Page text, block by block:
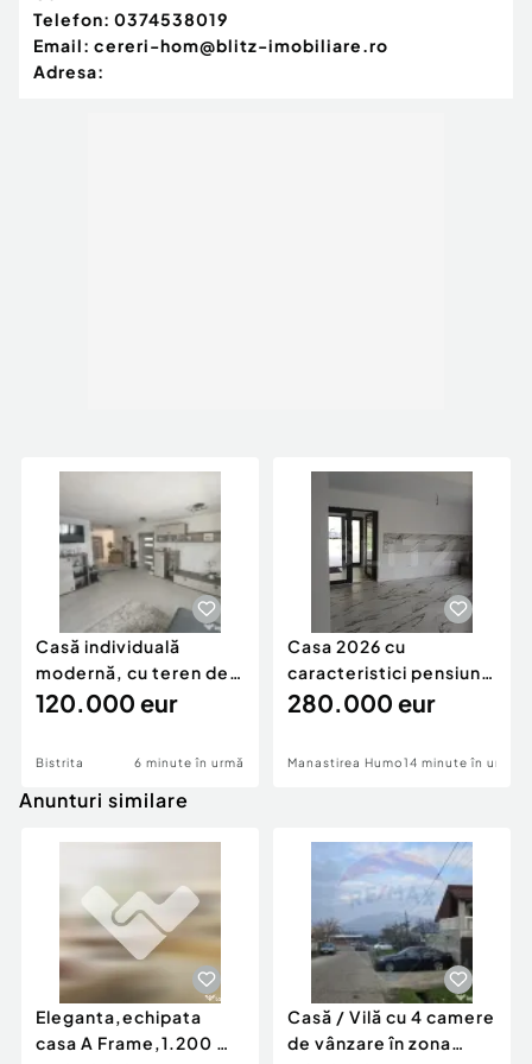
Telefon: 0374538019
Email: cereri-hom@blitz-imobiliare.ro
Adresa:
Casă individuală
modernă, cu teren de
1.356 mp – la doa
120.000 eur
Bistrita 6 minute în urmă
Casa 2026 cu
caracteristici pensiune
280k
280.000 eur
Manastirea Humorului14 minute în urmă
Anunturi similare
Eleganta,echipata
casa A Frame,1.200 mp
Casă / Vilă cu 4 camere
de vânzare în zona